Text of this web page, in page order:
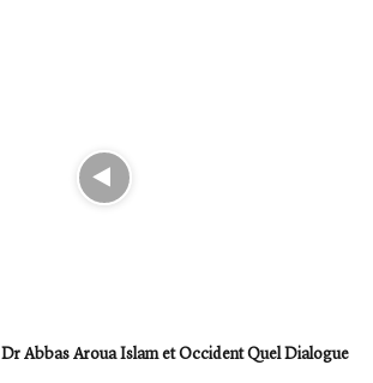
Dr Abbas Aroua Islam et Occident Quel Dialogue